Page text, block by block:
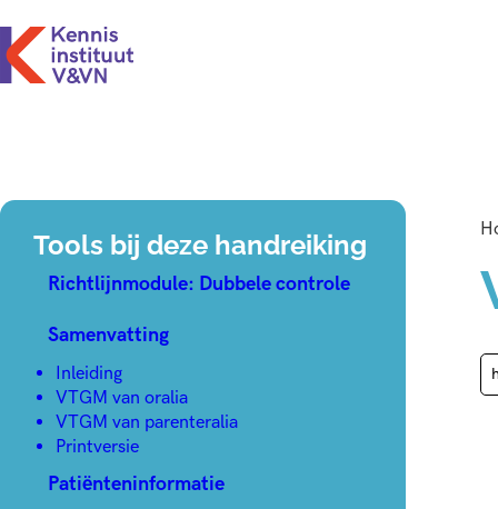
Tools bij deze handreiking
Richtlijnmodule: Dubbele controle
Samenvatting
Inleiding
VTGM van oralia
VTGM van parenteralia
Printversie
Patiënteninformatie